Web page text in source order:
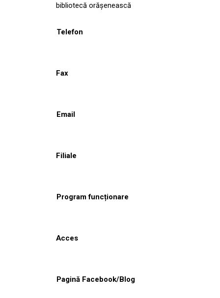
bibliotecă orăşenească
Telefon
Fax
Email
Filiale
Program funcționare
Acces
Pagină Facebook/Blog